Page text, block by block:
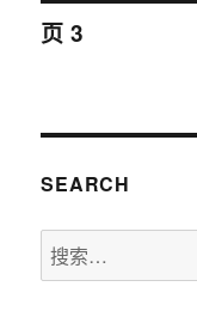
文
导
航
页 3
SEARCH
搜
索：